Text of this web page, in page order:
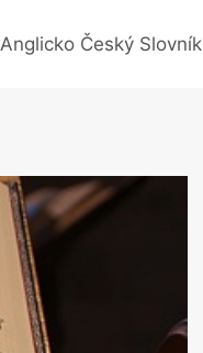
Anglicko Český Slovník